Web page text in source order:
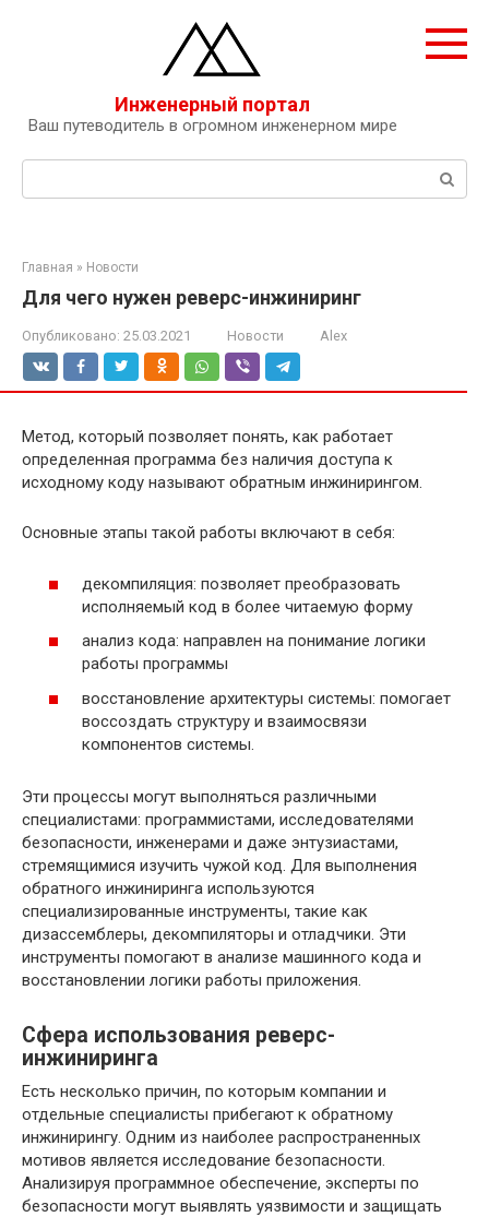
Инженерный портал
Ваш путеводитель в огромном инженерном мире
Поиск:
Главная » Новости
Для чего нужен реверс-инжиниринг
Опубликовано: 25.03.2021 Новости Alex
Метод, который позволяет понять, как работает
определенная программа без наличия доступа к
исходному коду называют обратным инжинирингом.
Основные этапы такой работы включают в себя:
декомпиляция: позволяет преобразовать
исполняемый код в более читаемую форму
анализ кода: направлен на понимание логики
работы программы
восстановление архитектуры системы: помогает
воссоздать структуру и взаимосвязи
компонентов системы.
Эти процессы могут выполняться различными
специалистами: программистами, исследователями
безопасности, инженерами и даже энтузиастами,
стремящимися изучить чужой код. Для выполнения
обратного инжиниринга используются
специализированные инструменты, такие как
дизассемблеры, декомпиляторы и отладчики. Эти
инструменты помогают в анализе машинного кода и
восстановлении логики работы приложения.
Сфера использования реверс-
инжиниринга
Есть несколько причин, по которым компании и
отдельные специалисты прибегают к обратному
инжинирингу. Одним из наиболее распространенных
мотивов является исследование безопасности.
Анализируя программное обеспечение, эксперты по
безопасности могут выявлять уязвимости и защищать